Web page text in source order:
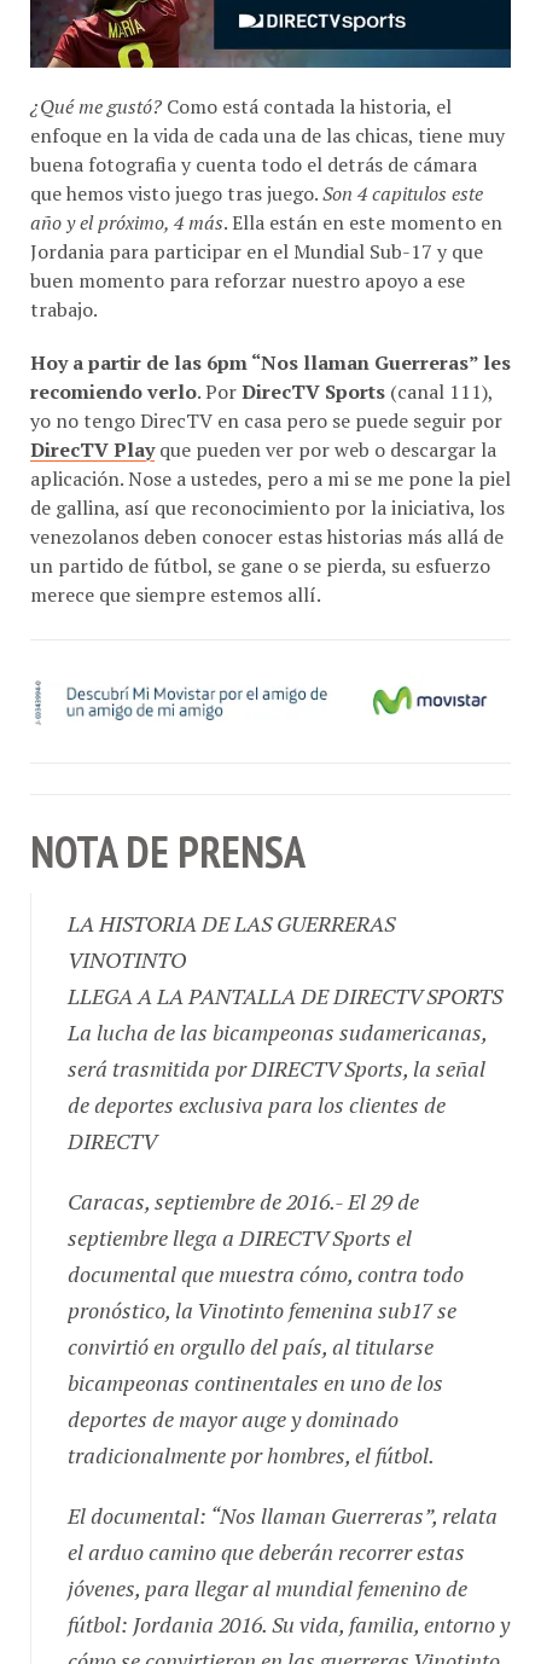
enfoque en la vida de cada una de las chicas, tiene muy
buena fotografia y cuenta todo el detrás de cámara
que hemos visto juego tras juego. Son 4 capitulos este
año y el próximo, 4 más . Ella están en este momento en
Jordania para participar en el Mundial Sub-17 y que
buen momento para reforzar nuestro apoyo a ese
trabajo.
recomiendo verlo. PorDirecTV Sports(canal 111),
yo no tengo DirecTV en casa pero se puede seguir por
DirecTV Playque pueden ver por web o descargar la
aplicación. Nose a ustedes, pero a mi se me pone la piel
de gallina, así que reconocimiento por la iniciativa, los
venezolanos deben conocer estas historias más allá de
un partido de fútbol, se gane o se pierda, su esfuerzo
merece que siempre estemos allí.
NOTA DE PRENSA
VINOTINTO
LLEGA A LA PANTALLA DE DIRECTV SPORTS
La lucha de las bicampeonas sudamericanas,
será trasmitida por DIRECTV Sports, la señal
de deportes exclusiva para los clientes de
DIRECTV
septiembre llega a DIRECTV Sports el
documental que muestra cómo, contra todo
pronóstico, la Vinotinto femenina sub17 se
convirtió en orgullo del país, al titularse
bicampeonas continentales en uno de los
deportes de mayor auge y dominado
tradicionalmente por hombres, el fútbol.
el arduo camino que deberán recorrer estas
jóvenes, para llegar al mundial femenino de
fútbol: Jordania 2016. Su vida, familia, entorno y
cómo se convirtieron en las guerreras Vinotinto,